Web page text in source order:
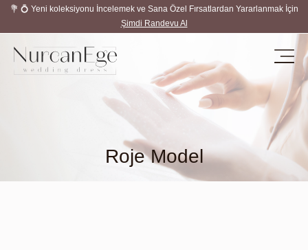
💐 💍 Yeni koleksiyonu İncelemek ve Sana Özel Fırsatlardan Yararlanmak İçin
Şimdi Randevu Al
Roje Model